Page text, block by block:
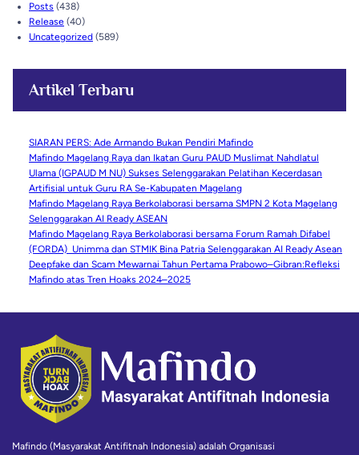
Posts (438)
Release (40)
Uncategorized (589)
Artikel Terbaru
SIARAN PERS: Ade Armando Bukan Pendiri Mafindo
Mafindo Magelang Raya dan Ikatan Guru PAUD Muslimat Nahdlatul
Ulama (IGPAUD M NU) Sukses Selenggarakan Pelatihan Kecerdasan
Artifisial untuk Guru RA Se-Kabupaten Magelang
Mafindo Magelang Raya Berkolaborasi bersama SMPN 2 Kota Magelang
Selenggarakan AI Ready ASEAN
Mafindo Magelang Raya Berkolaborasi bersama Forum Ramah Difabel
(FORDA) Unimma dan STMIK Bina Patria Selenggarakan AI Ready Asean
Deepfake dan Scam Mewarnai Tahun Pertama Prabowo–Gibran:Refleksi
Mafindo atas Tren Hoaks 2024–2025
Mafindo (Masyarakat Antifitnah Indonesia) adalah Organisasi